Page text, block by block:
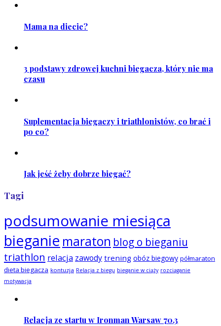
Mama na diecie?
3 podstawy zdrowej kuchni biegacza, który nie ma
czasu
Suplementacja biegaczy i triathlonistów, co brać i
po co?
Jak jeść żeby dobrze biegać?
Tagi
podsumowanie miesiąca
bieganie maraton blog o bieganiu
triathlon relacja zawody trening obóz biegowy półmaraton
dieta biegacza kontuzja Relacja z biegu bieganie w ciąży rozciąganie
motywacja
Relacja ze startu w Ironman Warsaw 70.3